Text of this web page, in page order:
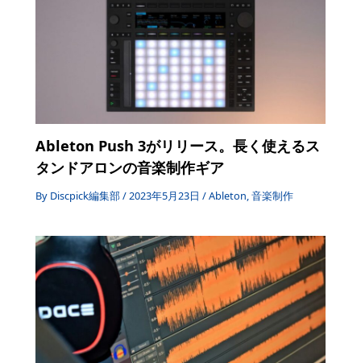
Ableton Push 3がリリース。長く使えるス
タンドアロンの音楽制作ギア
By Discpick編集部/2023年5月23日/Ableton,音楽制作